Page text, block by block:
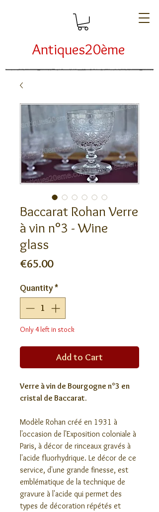
Antiques20ème
Baccarat Rohan Verre
à vin n°3 - Wine
glass
€65.00Price
Quantity*
Only 4 left in stock
Add to Cart
Verre à vin de Bourgogne n°3 en
cristal de Baccarat.
Modèle Rohan créé en 1931 à
l'occasion de l'Exposition coloniale à
Paris, à décor de rinceaux gravés à
l'acide fluorhydrique. Le décor de ce
service, d'une grande finesse, est
emblématique de la technique de
gravure à l'acide qui permet des
types de décoration répétés et